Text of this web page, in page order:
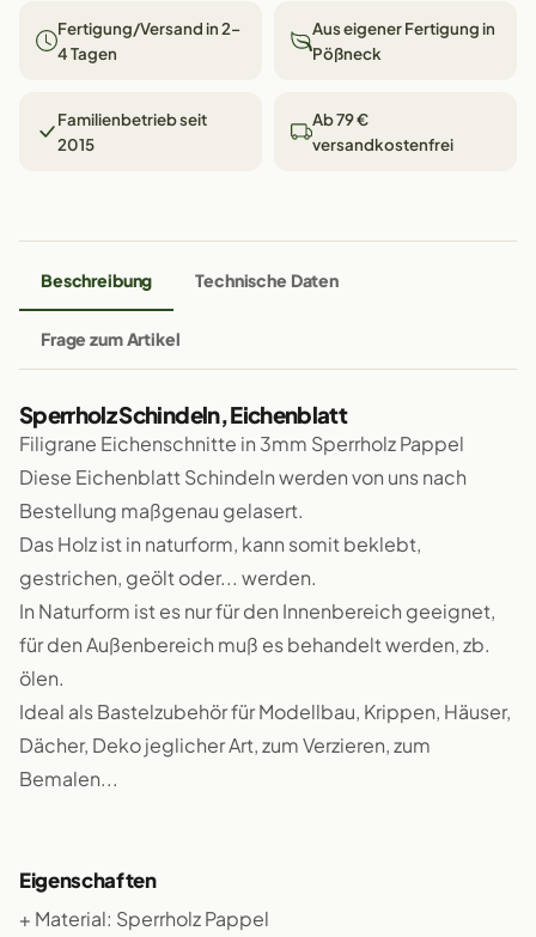
Fertigung/Versand in 2–
4 Tagen
Aus eigener Fertigung in
Pößneck
Familienbetrieb seit
2015
Ab 79 €
versandkostenfrei
Beschreibung Technische Daten
Frage zum Artikel
Sperrholz Schindeln, Eichenblatt
Filigrane Eichenschnitte in 3mm Sperrholz Pappel
Diese Eichenblatt Schindeln werden von uns nach
Bestellung maßgenau gelasert.
Das Holz ist in naturform, kann somit beklebt,
gestrichen, geölt oder... werden.
In Naturform ist es nur für den Innenbereich geeignet,
für den Außenbereich muß es behandelt werden, zb.
ölen.
Ideal als Bastelzubehör für Modellbau, Krippen, Häuser,
Dächer, Deko jeglicher Art, zum Verzieren, zum
Bemalen...
Eigenschaften
+ Material: Sperrholz Pappel